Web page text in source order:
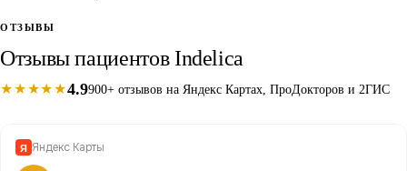
ОТЗЫВЫ
Отзывы пациентов Indelica
★★★★★4.9900+ отзывов на Яндекс Картах, ПроДокторов и 2ГИС
Я Яндекс Карты